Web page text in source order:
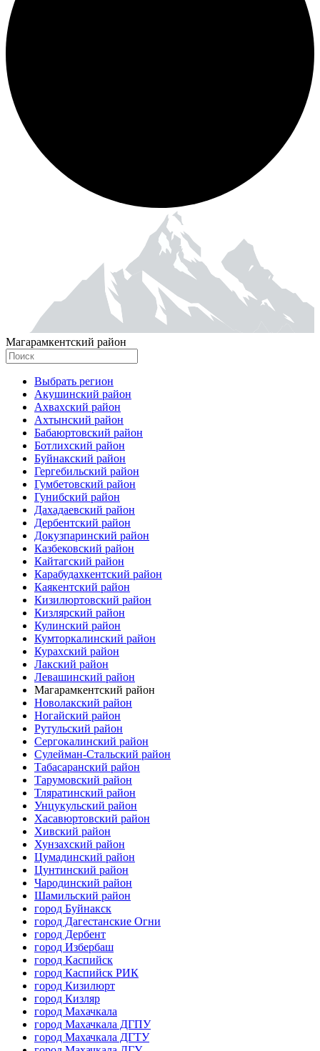
Магарамкентский район
Выбрать регион
Акушинский район
Ахвахский район
Ахтынский район
Бабаюртовский район
Ботлихский район
Буйнакский район
Гергебильский район
Гумбетовский район
Гунибский район
Дахадаевский район
Дербентский район
Докузпаринский район
Казбековский район
Кайтагский район
Карабудахкентский район
Каякентский район
Кизилюртовский район
Кизлярский район
Кулинский район
Кумторкалинский район
Курахский район
Лакский район
Левашинский район
Магарамкентский район
Новолакский район
Ногайский район
Рутульский район
Сергокалинский район
Сулейман-Стальский район
Табасаранский район
Тарумовский район
Тляратинский район
Унцукульский район
Хасавюртовский район
Хивский район
Хунзахский район
Цумадинский район
Цунтинский район
Чародинский район
Шамильский район
город Буйнакск
город Дагестанские Огни
город Дербент
город Избербаш
город Каспийск
город Каспийск РИК
город Кизилюрт
город Кизляр
город Махачкала
город Махачкала ДГПУ
город Махачкала ДГТУ